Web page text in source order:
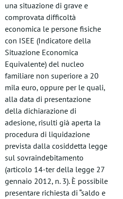
una situazione di grave e
comprovata difficoltà
economica le persone fisiche
con ISEE (Indicatore della
Situazione Economica
Equivalente) del nucleo
familiare non superiore a 20
mila euro, oppure per le quali,
alla data di presentazione
della dichiarazione di
adesione, risulti già aperta la
procedura di liquidazione
prevista dalla cosiddetta legge
sul sovraindebitamento
(articolo 14-ter della legge 27
gennaio 2012, n. 3). È possibile
presentare richiesta di “saldo e